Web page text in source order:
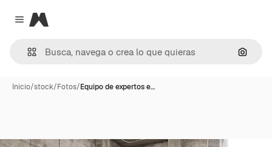
Close menu
Magnific
Inicio/stock/Fotos/Equipo de expertos e…